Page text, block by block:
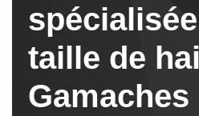
taille de
Gamaches